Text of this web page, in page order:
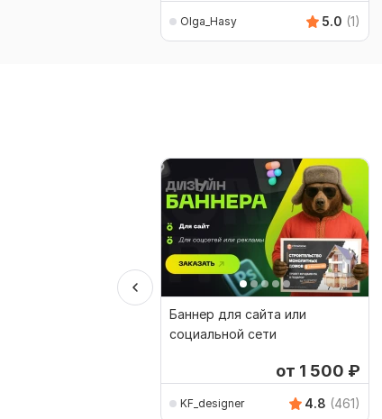
Olga_Hasy 5.0 (1)
Баннер для сайта или
социальной сети
от 1 500 ₽
KF_designer 4.8 (461)